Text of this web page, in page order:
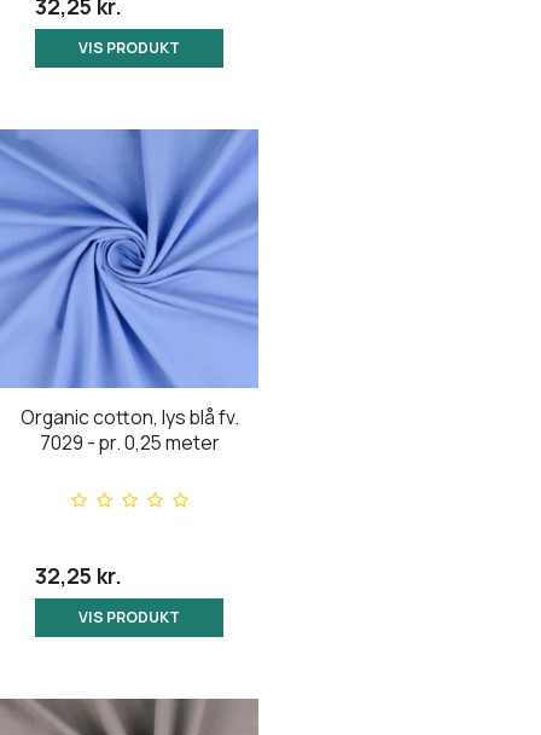
VIS PRODUKT
Organic cotton, lys blå fv.
7029 - pr. 0,25 meter
32,25 kr.
VIS PRODUKT